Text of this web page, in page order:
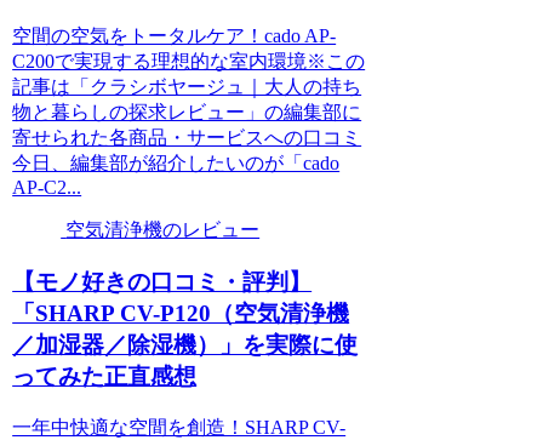
空間の空気をトータルケア！cado AP-
C200で実現する理想的な室内環境※この
記事は「クラシボヤージュ｜大人の持ち
物と暮らしの探求レビュー」の編集部に
寄せられた各商品・サービスへの口コミ
今日、編集部が紹介したいのが「cado
AP-C2...
空気清浄機のレビュー
【モノ好きの口コミ・評判】
「SHARP CV-P120（空気清浄機
／加湿器／除湿機）」を実際に使
ってみた正直感想
一年中快適な空間を創造！SHARP CV-